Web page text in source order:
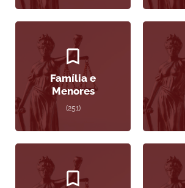
Família e
Menores
(251)